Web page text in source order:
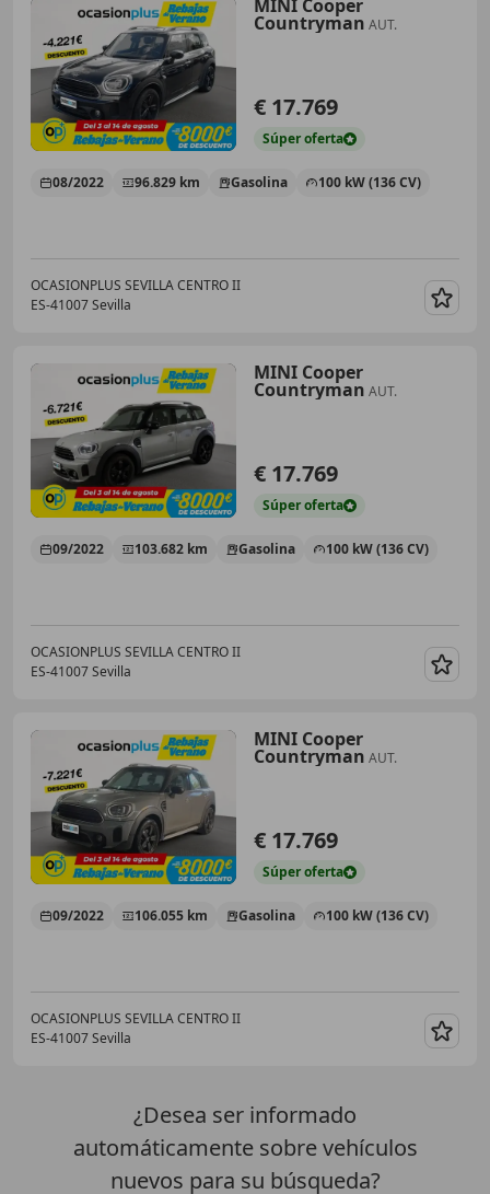
MINI Cooper
Countryman AUT.
€ 17.769
Súperoferta
08/2022 96.829 km Gasolina 100 kW (136 CV)
OCASIONPLUS SEVILLA CENTRO II
ES-41007 Sevilla
MINI Cooper
Countryman AUT.
€ 17.769
Súperoferta
09/2022 103.682 km Gasolina 100 kW (136 CV)
OCASIONPLUS SEVILLA CENTRO II
ES-41007 Sevilla
MINI Cooper
Countryman AUT.
€ 17.769
Súperoferta
09/2022 106.055 km Gasolina 100 kW (136 CV)
OCASIONPLUS SEVILLA CENTRO II
ES-41007 Sevilla
¿Desea ser informado
automáticamente sobre vehículos
nuevos para su búsqueda?